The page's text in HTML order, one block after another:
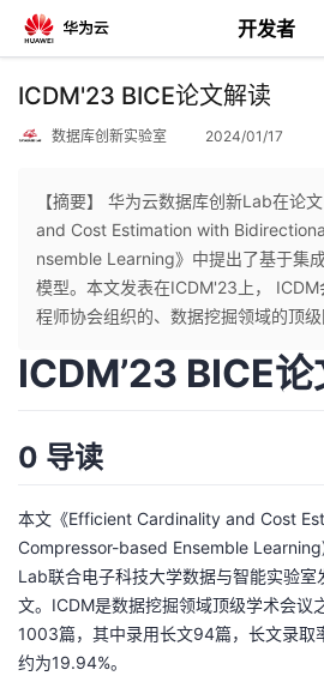
开发者
返
个
页
开
发
者
我
ICDM'23 BICE论文解读
数据库创新实验室 2024/01/17
【摘要】 华为云数据库创新Lab在论
and Cost Estimation with
nsemble Learning》中提出了基于集
模型。本文发表在ICDM'23上，
程师协会组织的、数据挖掘领域的顶级
ICDM’23 BICE
0 导读
本文《Efficient Cardinality and Cost
Compressor-based Ensemble
Lab联合电子科技大学数据与智能实验室
文。ICDM是数据挖掘领域顶级学术会议
1003篇，其中录用长文94篇，长文录取
约为19.94%。